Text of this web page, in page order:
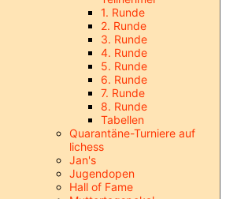
1. Runde
2. Runde
3. Runde
4. Runde
5. Runde
6. Runde
7. Runde
8. Runde
Tabellen
Quarantäne-Turniere auf
lichess
Jan's
Jugendopen
Hall of Fame